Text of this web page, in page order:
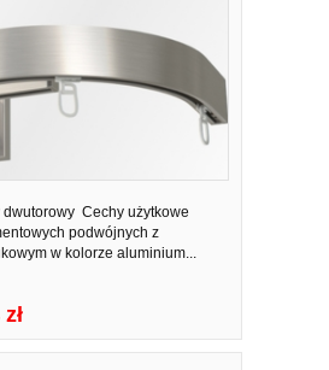
dwutorowy Cechy użytkowe
podwójnych z
w kolorze aluminium...